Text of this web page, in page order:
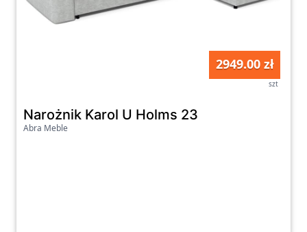
2949.00 zł
szt
Narożnik Karol U Holms 23
Abra Meble